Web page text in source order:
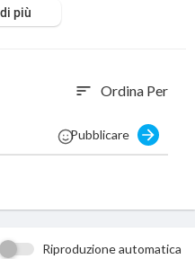
addirittura fondamental
sintomi d’ansia oppure
nuovo caso.
più
sort Ordina Per
Pubblicare
Riproduzione automatica